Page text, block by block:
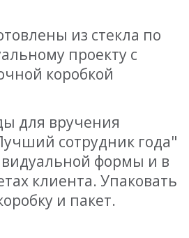
из стекла по
проекту с
коробкой
для вручения
сотрудник года"
формы и в
клиента. Упаковать
и пакет.